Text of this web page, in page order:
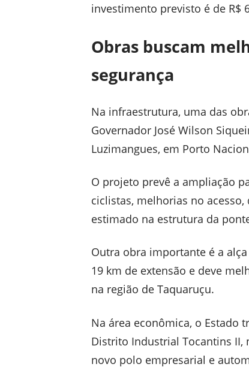
investimento previsto é de R$
Obras buscam
segurança
Na infraestrutura, uma das
Governador José Wilson
Luzimangues, em Porto
O projeto prevê a ampliação
ciclistas, melhorias no
estimado na estrutura da
Outra obra importante é a
19 km de extensão e deve
na região de Taquaruçu.
Na área econômica, o Estado
Distrito Industrial Tocantins II,
novo polo empresarial e